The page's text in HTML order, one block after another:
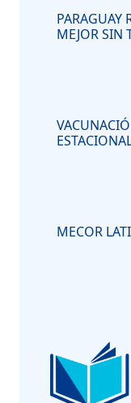
PARAGUAY
MEJOR SIN
MECOR